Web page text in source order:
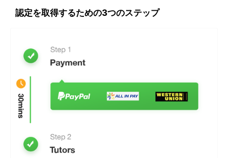
認定を取得するための3つのステップ